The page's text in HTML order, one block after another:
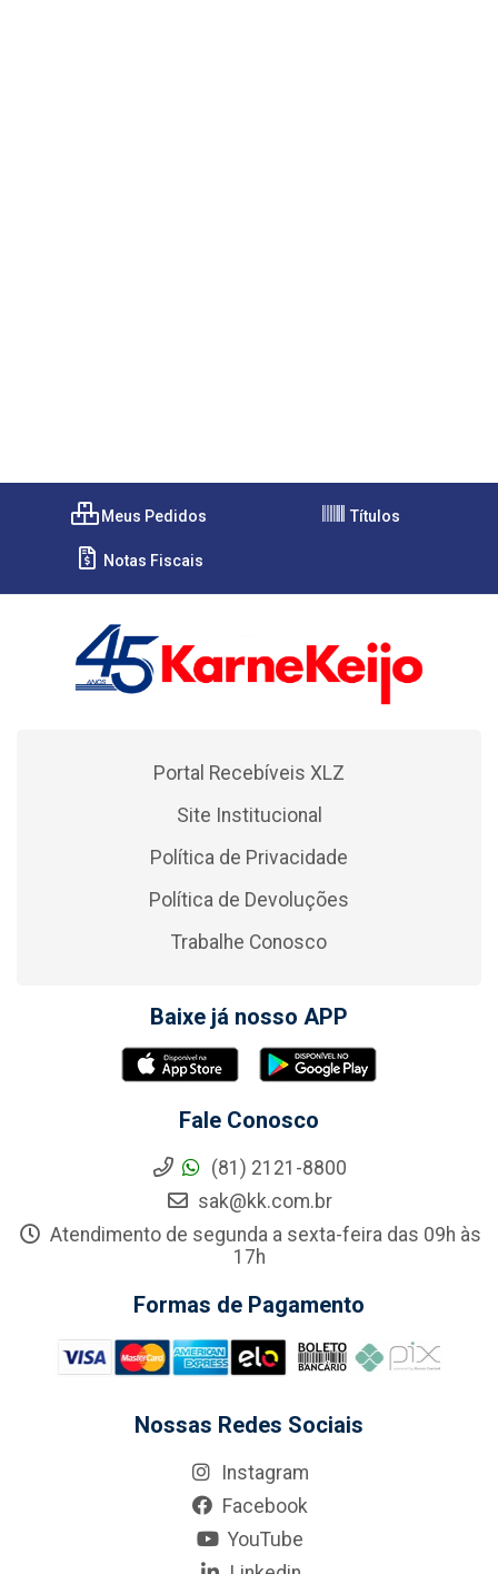
Meus Pedidos Títulos
Notas Fiscais
Portal Recebíveis XLZ
Site Institucional
Política de Privacidade
Política de Devoluções
Trabalhe Conosco
Baixe já nosso APP
Fale Conosco
(81) 2121-8800
sak@kk.com.br
Atendimento de segunda a sexta-feira das 09h às
17h
Formas de Pagamento
Nossas Redes Sociais
Instagram
Facebook
YouTube